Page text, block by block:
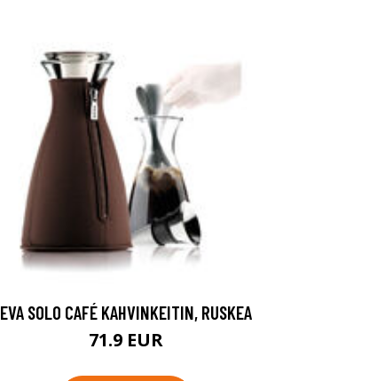
EVA SOLO CAFÉ KAHVINKEITIN, RUSKEA
71.9 EUR